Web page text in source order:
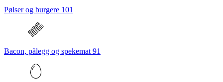
Pølser og burgere 101
Bacon, pålegg og spekemat 91